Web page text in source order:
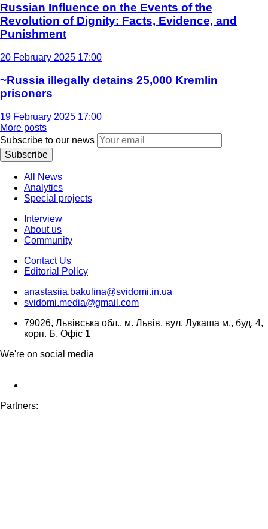
Russian Influence on the Events of the
Revolution of Dignity: Facts, Evidence, and
Punishment
20 February 2025 17:00
~Russia illegally detains 25,000 Kremlin
prisoners
19 February 2025 17:00
More posts
Subscribe to our news
Subscribe
All News
Analytics
Special projects
Interview
About us
Community
Contact Us
Editorial Policy
anastasiia.bakulina@svidomi.in.ua
svidomi.media@gmail.com
79026, Львівська обл., м. Львів, вул. Лукаша м., буд. 4,
корп. Б, Офіс 1
We're on social media
Partners: